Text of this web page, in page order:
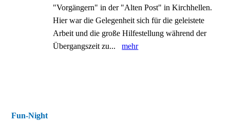
"Vorgängern" in der "Alten Post" in Kirchhellen.
Hier war die Gelegenheit sich für die geleistete
Arbeit und die große Hilfestellung während der
Übergangszeit zu...mehr
Fun-Night